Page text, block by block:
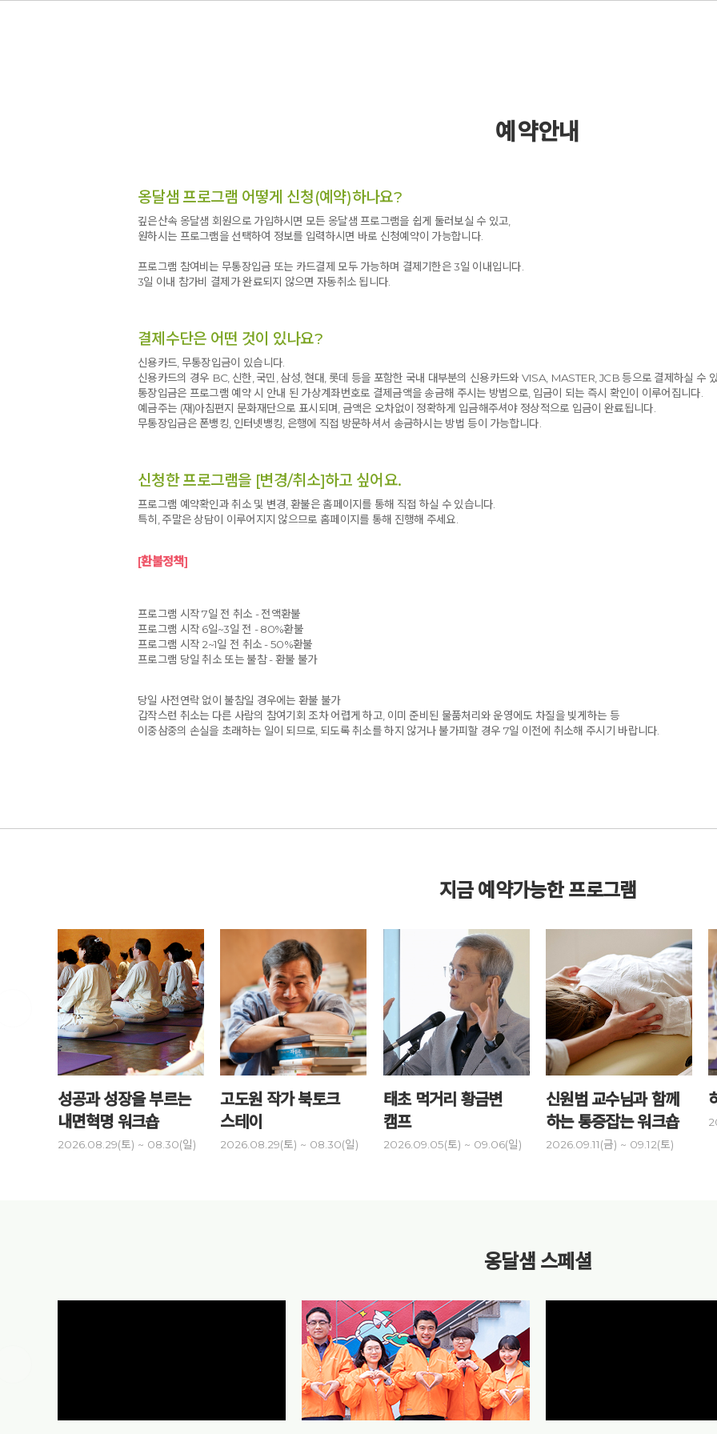
예약안내
옹달샘 프로그램 어떻게 신청(예약)하나요?
깊은산속 옹달샘 회원으로 가입하시면 모든 옹달샘 프로그램을 쉽게 둘러보실 수 있고,
원하시는 프로그램을 선택하여 정보를 입력하시면 바로 신청예약이 가능합니다.
프로그램 참여비는 무통장입금 또는 카드결제 모두 가능하며 결제기한은 3일 이내입니다.
3일 이내 참가비 결제가 완료되지 않으면 자동취소 됩니다.
결제수단은 어떤 것이 있나요?
신용카드, 무통장입금이 있습니다.
신용카드의 경우 BC, 신한, 국민, 삼성, 현대, 롯데 등을 포함한 국내 대부분의 신용카드와 VISA, MASTER, JCB 등으로 결제하실 수
통장입금은 프로그램 예약 시 안내 된 가상계좌번호로 결제금액을 송금해 주시는 방법으로, 입금이 되는 즉시 확인이 이루어집니다.
예금주는 (재)아침편지 문화재단으로 표시되며, 금액은 오차없이 정확하게 입금해주셔야 정상적으로 입금이 완료됩니다.
무통장입금은 폰뱅킹, 인터넷뱅킹, 은행에 직접 방문하셔서 송금하시는 방법 등이 가능합니다.
신청한 프로그램을 [변경/취소]하고 싶어요.
프로그램 예약확인과 취소 및 변경, 환불은 홈페이지를 통해 직접 하실 수 있습니다.
특히, 주말은 상담이 이루어지지 않으므로 홈페이지를 통해 진행해 주세요.
[환불정책]
프로그램 시작 7일 전 취소 - 전액환불
프로그램 시작 6일~3일 전 - 80%환불
프로그램 시작 2~1일 전 취소 - 50%환불
프로그램 당일 취소 또는 불참 - 환불 불가
당일 사전연락 없이 불참일 경우에는 환불 불가
갑작스런 취소는 다른 사람의 참여기회 조차 어렵게 하고, 이미 준비된 물품처리와 운영에도 차질을 빚게하는 등
이중삼중의 손실을 초래하는 일이 되므로, 되도록 취소를 하지 않거나 불가피할 경우 7일 이전에 취소해 주시기 바랍니다.
지금 예약가능한 프로그램
성공과 성장을 부르는
내면혁명 워크숍
2026.08.29(토) ~ 08.30(일)
고도원 작가 북토크
스테이
2026.08.29(토) ~ 08.30(일)
태초 먹거리 황금변
캠프
2026.09.05(토) ~ 09.06(일)
신원범 교수님과 함께
하는 통증잡는 워크숍
2026.09.11(금) ~ 09.12(토)
옹달샘 스페셜